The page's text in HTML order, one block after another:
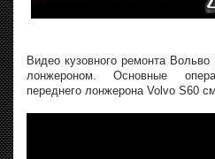
Видео кузовного ремонта
лонжероном. Основные
переднего лонжерона Volvo S60